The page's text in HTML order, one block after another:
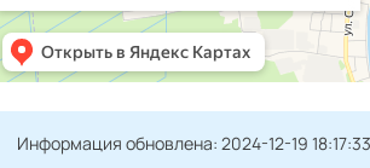
Информация обновлена: 2024-12-19 18:17:33